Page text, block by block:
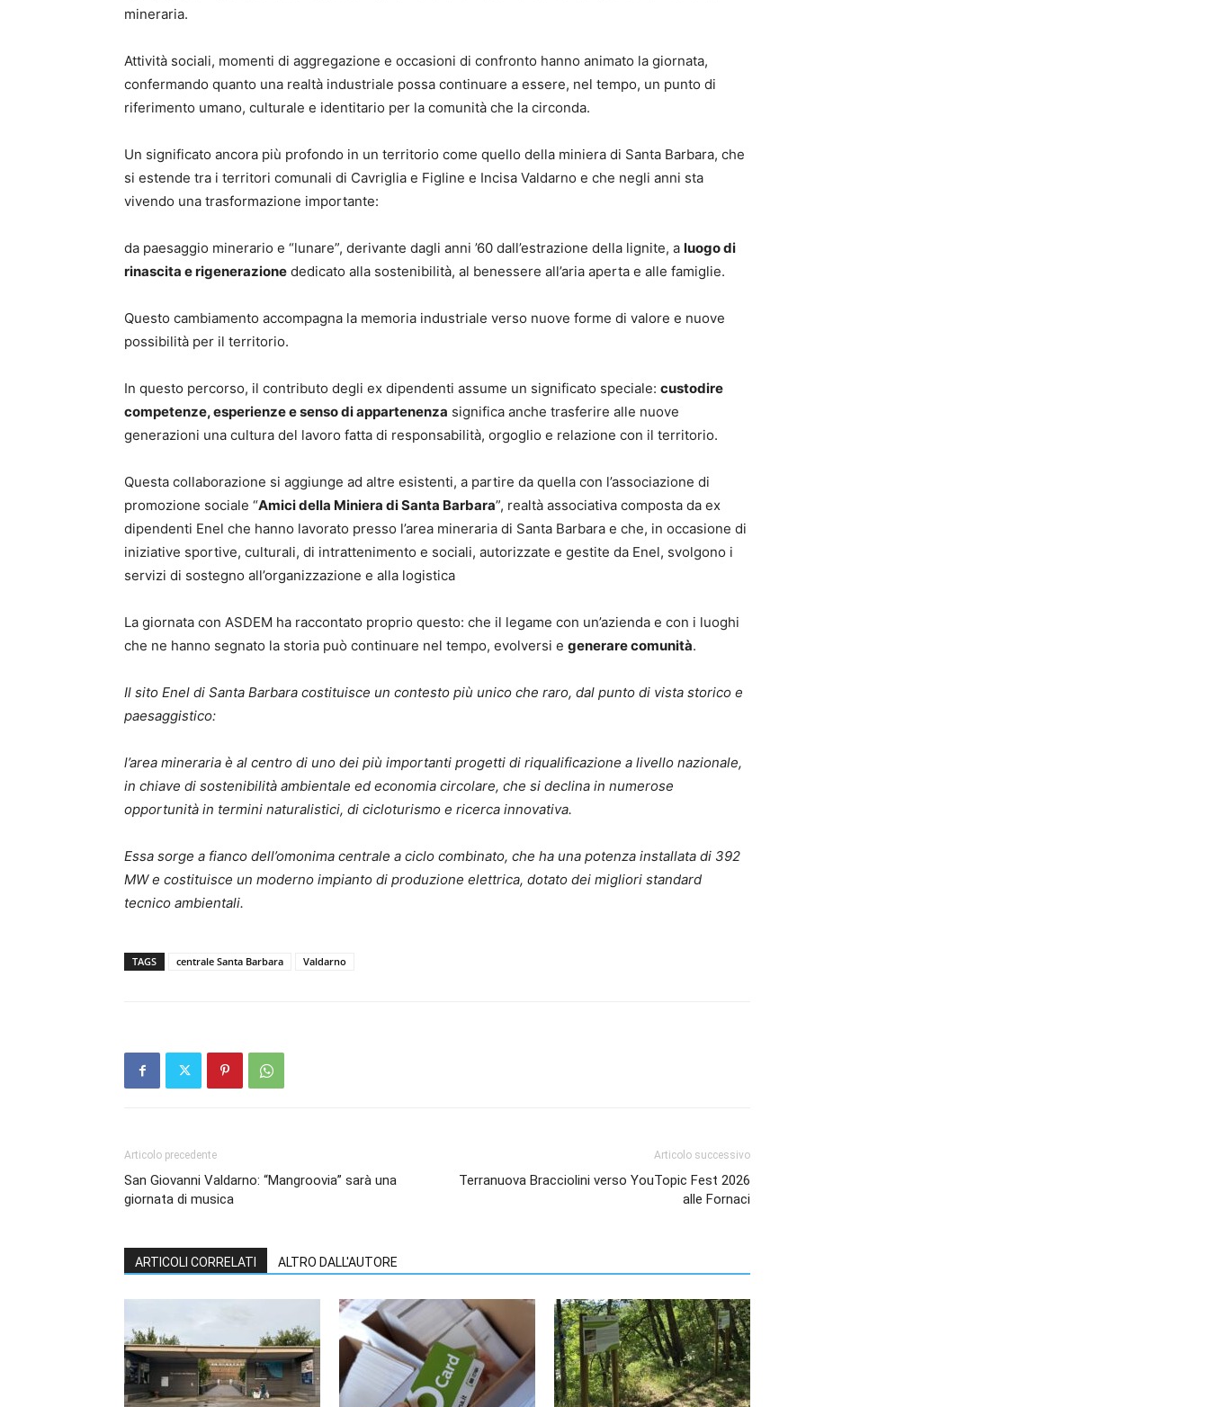
mineraria.
Attività sociali, momenti di aggregazione e occasioni di confronto hanno animato la giornata,
confermando quanto una realtà industriale possa continuare a essere, nel tempo, un punto di
riferimento umano, culturale e identitario per la comunità che la circonda.
Un significato ancora più profondo in un territorio come quello della miniera di Santa Barbara, che
si estende tra i territori comunali di Cavriglia e Figline e Incisa Valdarno e che negli anni sta
vivendo una trasformazione importante:
da paesaggio minerario e “lunare”, derivante dagli anni ’60 dall’estrazione della lignite, a luogo di
rinascita e rigenerazione dedicato alla sostenibilità, al benessere all’aria aperta e alle famiglie.
Questo cambiamento accompagna la memoria industriale verso nuove forme di valore e nuove
possibilità per il territorio.
In questo percorso, il contributo degli ex dipendenti assume un significato speciale: custodire
competenze, esperienze e senso di appartenenza significa anche trasferire alle nuove
generazioni una cultura del lavoro fatta di responsabilità, orgoglio e relazione con il territorio.
Questa collaborazione si aggiunge ad altre esistenti, a partire da quella con l’associazione di
promozione sociale “Amici della Miniera di Santa Barbara”, realtà associativa composta da ex
dipendenti Enel che hanno lavorato presso l’area mineraria di Santa Barbara e che, in occasione di
iniziative sportive, culturali, di intrattenimento e sociali, autorizzate e gestite da Enel, svolgono i
servizi di sostegno all’organizzazione e alla logistica
La giornata con ASDEM ha raccontato proprio questo: che il legame con un’azienda e con i luoghi
che ne hanno segnato la storia può continuare nel tempo, evolversi e generare comunità.
Il sito Enel di Santa Barbara costituisce un contesto più unico che raro, dal punto di vista storico e
paesaggistico:
l’area mineraria è al centro di uno dei più importanti progetti di riqualificazione a livello nazionale,
in chiave di sostenibilità ambientale ed economia circolare, che si declina in numerose
opportunità in termini naturalistici, di cicloturismo e ricerca innovativa.
Essa sorge a fianco dell’omonima centrale a ciclo combinato, che ha una potenza installata di 392
MW e costituisce un moderno impianto di produzione elettrica, dotato dei migliori standard
tecnico ambientali.
TAGS centrale Santa Barbara Valdarno
Articolo precedente
San Giovanni Valdarno: “Mangroovia” sarà una
giornata di musica
Articolo successivo
Terranuova Bracciolini verso YouTopic Fest 2026
alle Fornaci
ARTICOLI CORRELATI ALTRO DALL'AUTORE